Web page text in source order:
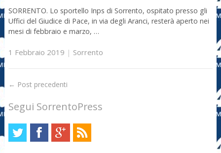
SORRENTO. Lo sportello Inps di Sorrento, ospitato presso gli
Uffici del Giudice di Pace, in via degli Aranci, resterà aperto nei
mesi di febbraio e marzo, …
1 Febbraio 2019 | Sorrento
← Post precedenti
Segui SorrentoPress